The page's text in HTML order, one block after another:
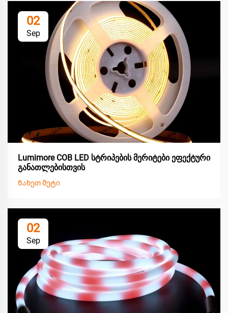
02
Sep
Lumimore COB LED სტრიპების მერიტები ეფექტური
განათლებისთვის
Ნახეთ მეტი
02
Sep